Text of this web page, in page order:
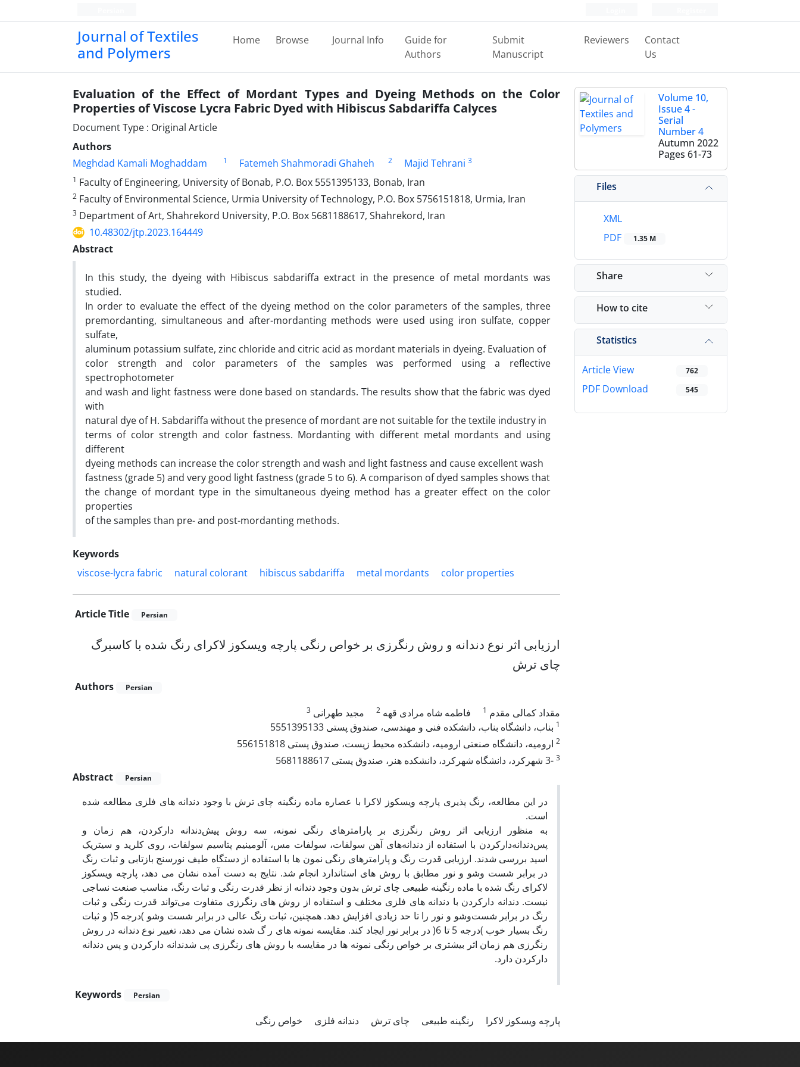
Journal of Textiles
and Polymers
Home Browse Journal Info
Guide for
Authors
Submit
Manuscript
Reviewers
Contact
Us
Evaluation of the Effect of Mordant Types and Dyeing Methods on the Color
Properties of Viscose Lycra Fabric Dyed with Hibiscus Sabdariffa Calyces
Document Type : Original Article
Authors
Meghdad Kamali Moghaddam
1 Fatemeh Shahmoradi Ghaheh 2 Majid Tehrani 3
1 Faculty of Engineering, University of Bonab, P.O. Box 5551395133, Bonab, Iran
2 Faculty of Environmental Science, Urmia University of Technology, P.O. Box 5756151818, Urmia, Iran
3 Department of Art, Shahrekord University, P.O. Box 5681188617, Shahrekord, Iran
10.48302/jtp.2023.164449
Abstract
In this study, the dyeing with Hibiscus sabdariffa extract in the presence of metal mordants was
studied.
In order to evaluate the effect of the dyeing method on the color parameters of the samples, three
premordanting, simultaneous and after-mordanting methods were used using iron sulfate, copper
sulfate,
aluminum potassium sulfate, zinc chloride and citric acid as mordant materials in dyeing. Evaluation of
color strength and color parameters of the samples was performed using a reflective
spectrophotometer
and wash and light fastness were done based on standards. The results show that the fabric was dyed
with
natural dye of H. Sabdariffa without the presence of mordant are not suitable for the textile industry in
terms of color strength and color fastness. Mordanting with different metal mordants and using
different
dyeing methods can increase the color strength and wash and light fastness and cause excellent wash
fastness (grade 5) and very good light fastness (grade 5 to 6). A comparison of dyed samples shows that
the change of mordant type in the simultaneous dyeing method has a greater effect on the color
properties
of the samples than pre- and post-mordanting methods.
Keywords
viscose-lycra fabric
natural colorant hibiscus sabdariffa metal mordants color properties
Article Title Persian
ارزیابی اثر نوع دندانه و روش رنگرزی بر خواص رنگی پارچه ویسکوز لاکرای رنگ شده با کاسبرگ
چای ترش
Authors Persian
مقداد کمالی مقدم 1 فاطمه شاه مرادی قهه 2 مجید طهرانی 3
1 بناب، دانشگاه بناب، دانشکده فنی و مهندسی، صندوق پستی 5551395133
2 ارومیه، دانشگاه صنعتی ارومیه، دانشکده محیط زیست، صندوق پستی 556151818
3 -3 شهرکرد، دانشگاه شهرکرد، دانشکده هنر، صندوق پستی 5681188617
Abstract
Persian
در این مطالعه، رنگ پذیری پارچه ویسکوز لاکرا با عصاره ماده رنگینه چای ترش با وجود دندانه های فلزی مطالعه شده
است.
به منظور ارزیابی اثر روش رنگرزی بر پارامترهای رنگی نمونه، سه روش پیش‌دندانه دارکردن، هم زمان و
پس‌دندانه‌دارکردن با استفاده از دندانه‌های آهن سولفات، سولفات مس، آلومینیم پتاسیم سولفات، روی کلرید و سیتریک
اسید بررسی شدند. ارزیابی قدرت رنگ و پارامترهای رنگی نمون‌ ها با استفاده از دستگاه طیف نورسنج بازتابی و ثبات رنگ
در برابر شست وشو و نور مطابق با روش های استاندارد انجام شد. نتایج به دست آمده نشان می دهد، پارچه ویسکوز
لاکرای رنگ شده با ماده رنگینه طبیعی چای ترش بدون وجود دندانه از نظر قدرت رنگی و ثبات رنگ، مناسب صنعت نساجی
نیست. دندانه دارکردن با دندانه های فلزی مختلف و استفاده از روش های رنگرزی متفاوت می‌تواند قدرت رنگی و ثبات
رنگ در برابر شست‌وشو و نور را تا حد زیادی افزایش دهد. همچنین، ثبات رنگ عالی در برابر شست وشو )درجه 5( و ثبات
رنگ بسیار خوب )درجه 5 تا 6( در برابر نور ایجاد کند. مقایسه نمونه های ر گ شده نشان می دهد، تغییر نوع دندانه در روش
رنگرزی هم زمان اثر بیشتری بر خواص رنگی نمونه ها در مقایسه با روش های رنگرزی پی شدندانه دارکردن و ‌پس دندانه
دارکردن دارد.
Keywords Persian
پارچه ویسکوز لاکرا رنگینه طبیعی چای ترش دندانه فلزی خواص رنگی
Volume 10,
Issue 4 -
Serial
Number 4
Autumn 2022
Pages 61-73
Files
XML
PDF
1.35 M
Share
How to cite
Statistics
Article View 762
PDF Download 545